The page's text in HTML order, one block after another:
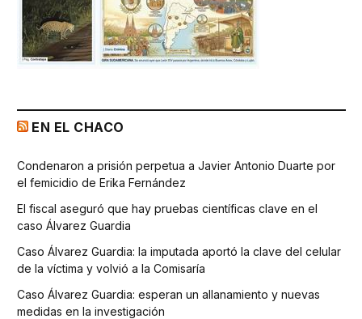
EN EL CHACO
Condenaron a prisión perpetua a Javier Antonio Duarte por
el femicidio de Erika Fernández
El fiscal aseguró que hay pruebas científicas clave en el
caso Álvarez Guardia
Caso Álvarez Guardia: la imputada aportó la clave del celular
de la víctima y volvió a la Comisaría
Caso Álvarez Guardia: esperan un allanamiento y nuevas
medidas en la investigación